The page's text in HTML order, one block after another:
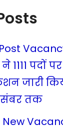
Post
ने 1111 पदों
जारी
तक